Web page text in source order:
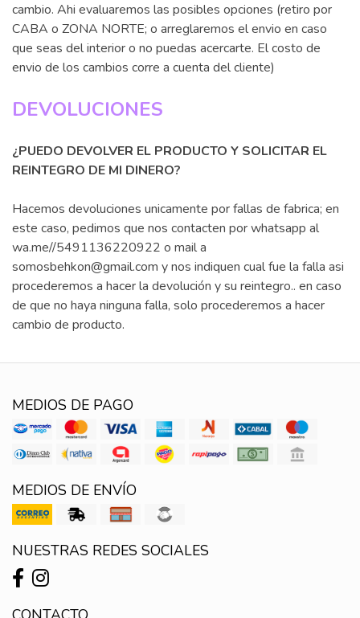
cambio. Ahi evaluaremos las posibles opciones (retiro por
CABA o ZONA NORTE; o arreglaremos el envio en caso
que seas del interior o no puedas acercarte. El costo de
envio de los cambios corre a cuenta del cliente)
DEVOLUCIONES
¿PUEDO DEVOLVER EL PRODUCTO Y SOLICITAR EL
REINTEGRO DE MI DINERO?
Hacemos devoluciones unicamente por fallas de fabrica; en
este caso, pedimos que nos contacten por whatsapp al
wa.me//5491136220922 o mail a
somosbehkon@gmail.com y nos indiquen cual fue la falla asi
procederemos a hacer la devolución y su reintegro.. en caso
de que no haya ninguna falla, solo procederemos a hacer
cambio de producto.
MEDIOS DE PAGO
MEDIOS DE ENVÍO
NUESTRAS REDES SOCIALES